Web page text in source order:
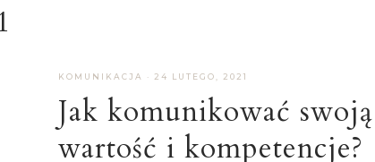
KOMUNIKACJA · 24 LUTEGO, 2021
Jak komunikować swoją
wartość i kompetencje?